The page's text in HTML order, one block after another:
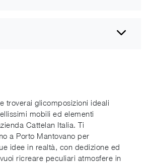
troverai glicomposizioni ideali
mobili ed elementi
Cattelan Italia. Ti
a Porto Mantovano per
idee in realtà, con dedizione ed
ricreare peculiari atmosfere in